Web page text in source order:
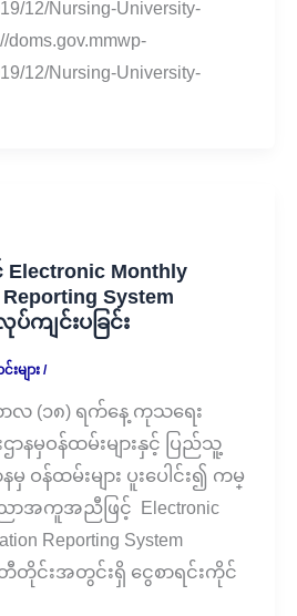
12/Nursing-University-
doms.gov.mmwp-
12/Nursing-University-
Monthly
System
ကျင်းပခြင်း
များ/
ာလ (၁၈) ရက်နေ့ ကုသရေး
ဌာနမှဝန်ထမ်းများနှင့် ပြည်သူ့
နမှ ဝန်ထမ်းများ ပူးပေါင်း၍ ကမ္
အကူအညီဖြင့် Electronic
Reporting System
တိုင်းအတွင်းရှိ ငွေစာရင်းကိုင်